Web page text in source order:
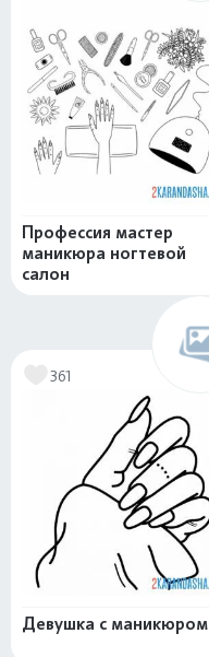
Профессия мастер
маникюра ногтевой
салон
361
Девушка с маникюром